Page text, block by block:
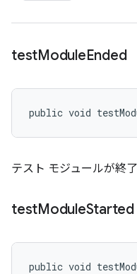
testModuleEnded
public void
テスト モジュールが終
testModuleStarted
public void